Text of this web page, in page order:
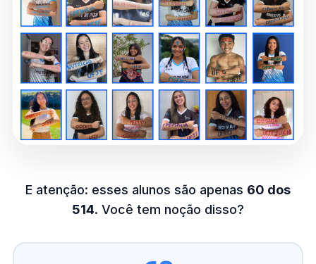
E atenção: esses alunos são apenas 60 dos
514. Você tem noção disso?